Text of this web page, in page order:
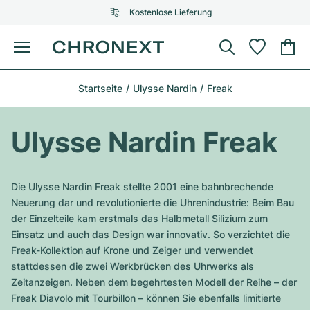
Kostenlose Lieferung
Menü
Uhr kaufen
AUSGEWÄHLTE MARKEN
Alle Rolex Modelle
Top-Modelle
Air-King
Omega
Alle Omega Modelle
Top-Modelle
Patek Philippe
Alle Patek Philippe Modelle
Top-Modelle
Audemars Piguet
Alle Audemars Piguet Modelle
Cartier
Breitling
Schmuck
AUSGEWÄHLTE MARKEN
Tiffany
Louis Vuitton
Gebauer & Gebauer
Van Cleef & Arpels
Bvlgari
Neuzugänge
Service
Startseite Ulysse Nardin Freak
Ulysse Nardin Freak
Die Ulysse Nardin Freak stellte 2001 eine bahnbrechende
Neuerung dar und revolutionierte die Uhrenindustrie: Beim Bau
der Einzelteile kam erstmals das Halbmetall Silizium zum
Einsatz und auch das Design war innovativ. So verzichtet die
Freak-Kollektion auf Krone und Zeiger und verwendet
stattdessen die zwei Werkbrücken des Uhrwerks als
Zeitanzeigen. Neben dem begehrtesten Modell der Reihe – der
Freak Diavolo mit Tourbillon – können Sie ebenfalls limitierte